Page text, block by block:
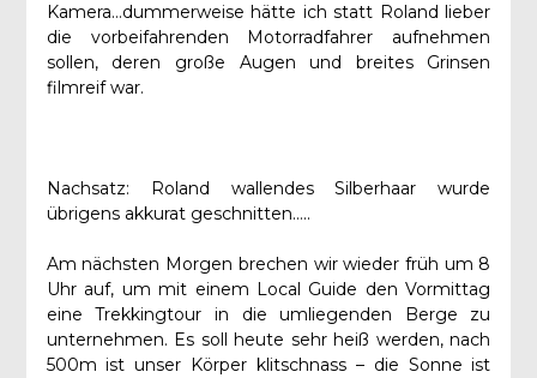
Kamera…dummerweise hätte ich statt Roland lieber
die vorbeifahrenden Motorradfahrer aufnehmen
sollen, deren große Augen und breites Grinsen
filmreif war.
Nachsatz: Roland wallendes Silberhaar wurde
übrigens akkurat geschnitten…..
Am nächsten Morgen brechen wir wieder früh um 8
Uhr auf, um mit einem Local Guide den Vormittag
eine Trekkingtour in die umliegenden Berge zu
unternehmen. Es soll heute sehr heiß werden, nach
500m ist unser Körper klitschnass – die Sonne ist